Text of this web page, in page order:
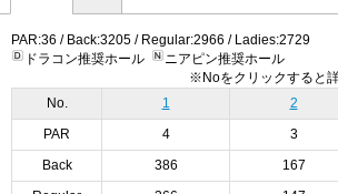
PAR:36 / Back:3205 / Regular:2966 / Ladies:2729
ドラコン推奨ホール
ニアピン推奨ホール
※Noをクリックすると
No.
1 2
PAR 4 3
Back 386 167